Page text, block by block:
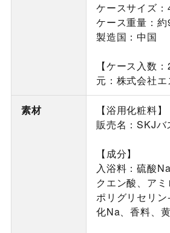
ケースサイズ
ケース重量：
製造国：中国
【ケース入数
元：株式会社エ
素材
【浴用化粧料】
販売名：SKJバ
【成分】
入浴料：硫酸
クエン酸、アミ
ポリグリセリ
化Na、香料、